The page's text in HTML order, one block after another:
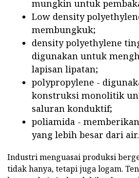
mungkin untuk
Low density
membungkuk;
density polyethylene
digunakan untuk
lapisan lipatan;
polypropylene -
konstruksi monolitik
saluran konduktif;
poliamida -
yang lebih besar dari air.
Industri menguasai produksi
tidak hanya, tetapi juga logam.